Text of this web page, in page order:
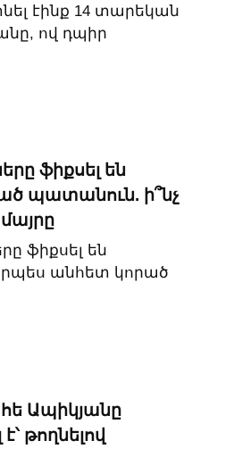
էինք 14 տարեկան
ով դպիր
ֆիքսել են
պատանուն. ի՞նչ
ֆիքսել են
անհետ կորած
Ապիկյանը
թողնելով